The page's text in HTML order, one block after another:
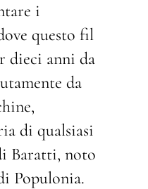
i
questo fil
dieci anni da
da
di qualsiasi
Baratti, noto
Populonia.